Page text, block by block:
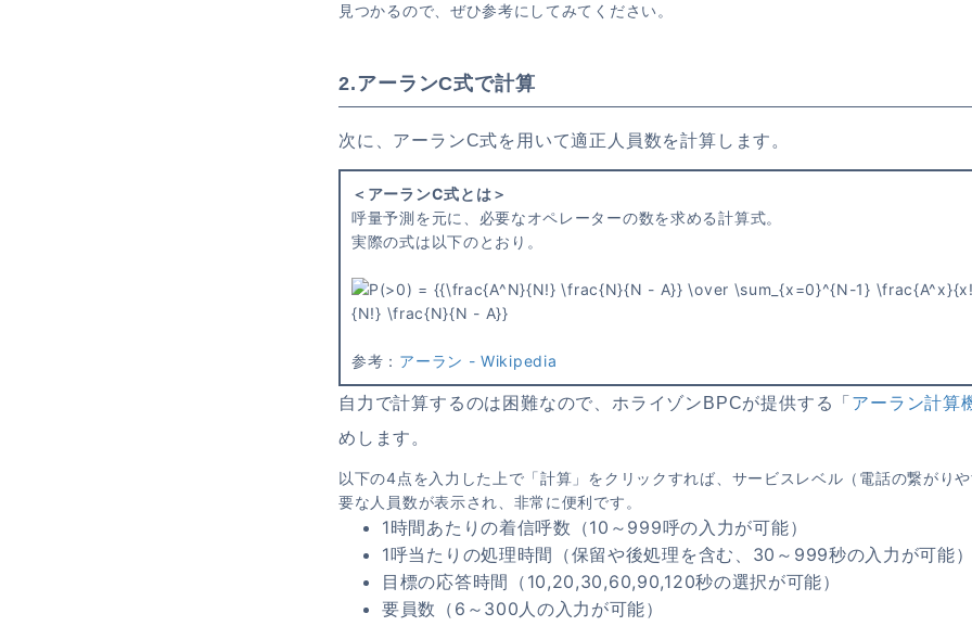
見つかるので、ぜひ参考にしてみてください。
2.アーランC式で計算
次に、アーランC式を用いて適正人員数を計算します。
＜アーランC式とは＞
呼量予測を元に、必要なオペレーターの数を求める計算式。
実際の式は以下のとおり。
参考： アーラン - Wikipedia
自力で計算するのは困難なので、ホライゾンBPCが提供する「 アーラン計算
めします。
以下の4点を入力した上で「計算」をクリックすれば、サービスレベル（電話の繋がり
要な人員数が表示され、非常に便利です。
1時間あたりの着信呼数（10～999呼の入力が可能）
1呼当たりの処理時間（保留や後処理を含む、30～999秒の入力が可能）
目標の応答時間（10,20,30,60,90,120秒の選択が可能）
要員数（6～300人の入力が可能）